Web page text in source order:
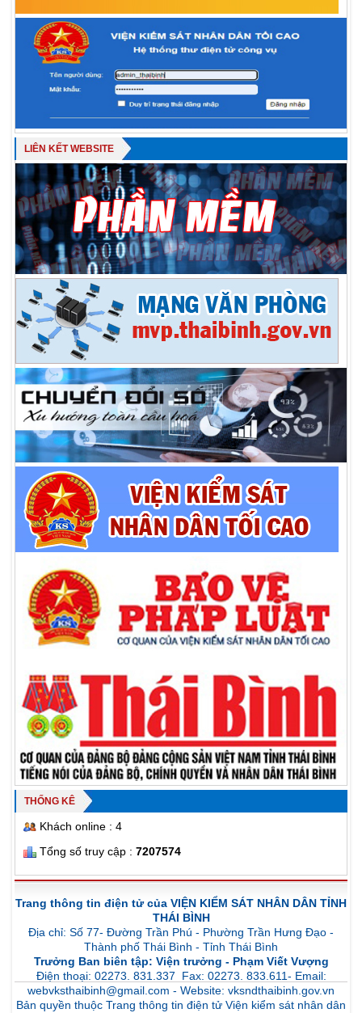
LIÊN KẾT WEBSITE
THỐNG KÊ
Khách online : 4
Tổng số truy cập : 7207574
Trang thông tin điện tử của VIỆN KIỂM SÁT NHÂN DÂN TỈNH
THÁI BÌNH
Địa chỉ: Số 77- Đường Trần Phú - Phường Trần Hưng Đạo -
Thành phố Thái Bình - Tỉnh Thái Bình
Trưởng Ban biên tập: Viện trưởng - Phạm Viết Vượng
Điện thoại: 02273. 831.337 Fax: 02273. 833.611- Email:
webvksthaibinh@gmail.com - Website: vksndthaibinh.gov.vn
Bản quyền thuộc Trang thông tin điện tử Viện kiểm sát nhân dân